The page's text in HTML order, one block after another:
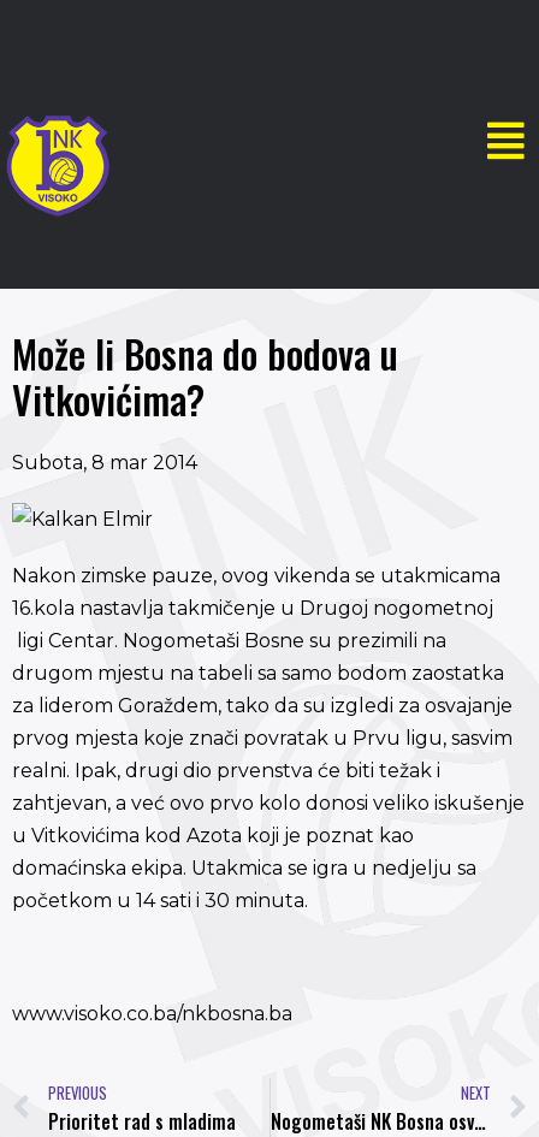
Može li Bosna do bodova u
Vitkovićima?
Subota, 8 mar 2014
Nakon zimske pauze, ovog vikenda se utakmicama
16.kola nastavlja takmičenje u Drugoj nogometnoj
ligi Centar. Nogometaši Bosne su prezimili na
drugom mjestu na tabeli sa samo bodom zaostatka
za liderom Goraždem, tako da su izgledi za osvajanje
prvog mjesta koje znači povratak u Prvu ligu, sasvim
realni. Ipak, drugi dio prvenstva će biti težak i
zahtjevan, a već ovo prvo kolo donosi veliko iskušenje
u Vitkovićima kod Azota koji je poznat kao
domaćinska ekipa. Utakmica se igra u nedjelju sa
početkom u 14 sati i 30 minuta.
www.visoko.co.ba/nkbosna.ba
PREVIOUS
Prioritet rad s mladima
NEXT
Nogometaši NK Bosna osvojili vrijedan bod u Vitkovičima